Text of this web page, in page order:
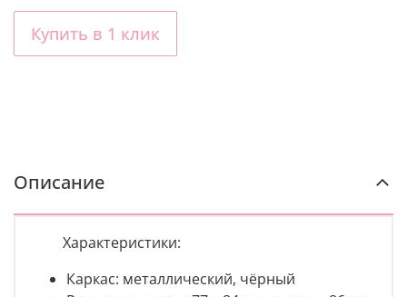
Купить в 1 клик
Описание
Характеристики:
Каркас: металлический, чёрный